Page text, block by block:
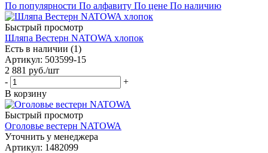
По популярности По алфавиту По цене По наличию
Быстрый просмотр
Шляпа Вестерн NATOWA хлопок
Есть в наличии (1)
Артикул: 503599-15
2 881 руб./шт
-
+
В корзину
Быстрый просмотр
Оголовье вестерн NATOWA
Уточнить у менеджера
Артикул: 1482099